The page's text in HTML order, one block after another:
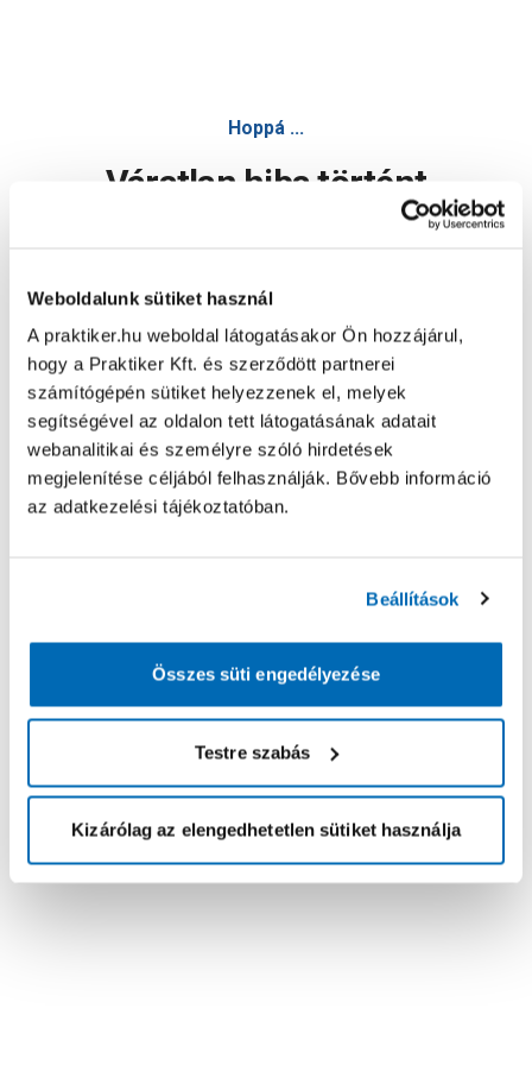
Weboldalunk sütiket használ
A praktiker.hu weboldal látogatásakor Ön hozzájárul,
hogy a Praktiker Kft. és szerződött partnerei
számítógépén sütiket helyezzenek el, melyek
segítségével az oldalon tett látogatásának adatait
webanalitikai és személyre szóló hirdetések
megjelenítése céljából felhasználják. Bővebb információ
az adatkezelési tájékoztatóban.
Beállítások
Összes süti engedélyezése
Testre szabás
Kizárólag az elengedhetetlen sütiket használja
Hoppá ...
Váratlan hiba történt
Oldal újratöltése